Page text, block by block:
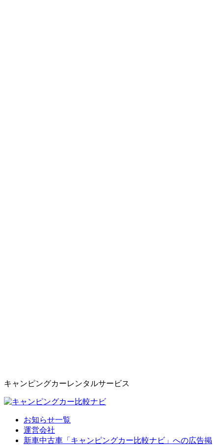
キャンピングカーレンタルサービス
お知らせ一覧
運営会社
新車中古車「キャンピングカー比較ナビ」への広告掲